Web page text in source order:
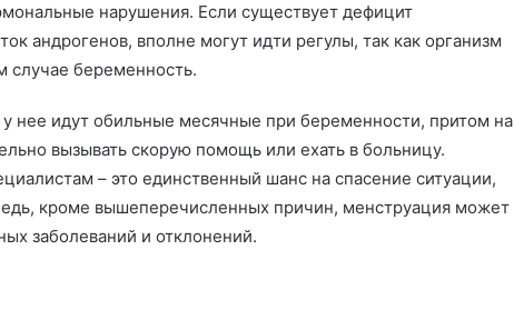
нарушения. Если существует дефицит
андрогенов, вполне могут идти регулы, так как организм
случае беременность.
нее идут обильные месячные при беременности, притом на
вызывать скорую помощь или ехать в больницу.
– это единственный шанс на спасение ситуации,
кроме вышеперечисленных причин, менструация может
заболеваний и отклонений.